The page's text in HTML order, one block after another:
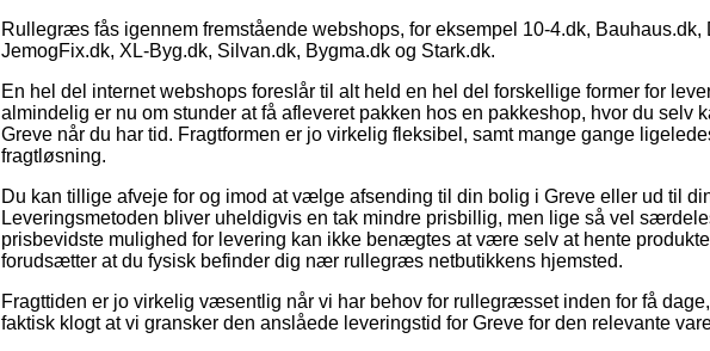
Rullegræs fås igennem fremstående webshops, for eksempel 10-4.dk, Bauhaus.dk,
JemogFix.dk, XL-Byg.dk, Silvan.dk, Bygma.dk og Stark.dk.
En hel del internet webshops foreslår til alt held en hel del forskellige former for
almindelig er nu om stunder at få afleveret pakken hos en pakkeshop, hvor du selv
Greve når du har tid. Fragtformen er jo virkelig fleksibel, samt mange gange
fragtløsning.
Du kan tillige afveje for og imod at vælge afsending til din bolig i Greve eller ud til
Leveringsmetoden bliver uheldigvis en tak mindre prisbillig, men lige så vel
prisbevidste mulighed for levering kan ikke benægtes at være selv at hente
forudsætter at du fysisk befinder dig nær rullegræs netbutikkens hjemsted.
Fragttiden er jo virkelig væsentlig når vi har behov for rullegræsset inden for få
faktisk klogt at vi gransker den anslåede leveringstid for Greve for den relevante